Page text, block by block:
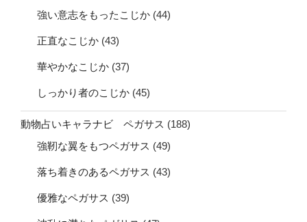
強い意志をもったこじか (44)
正直なこじか (43)
華やかなこじか (37)
しっかり者のこじか (45)
動物占いキャラナビ ペガサス (188)
強靭な翼をもつペガサス (49)
落ち着きのあるペガサス (43)
優雅なペガサス (39)